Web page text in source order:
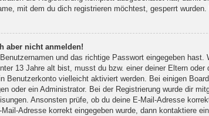
mit dem du dich registrieren möchtest, gesperrt
aber nicht anmelden!
und das richtige Passwort eingegeben
13 Jahre alt bist, musst du bzw. einer deiner Eltern
Benutzerkonto vielleicht aktiviert werden. Bei einigen
oder ein Administrator. Bei der Registrierung wurde dir
Ansonsten prüfe, ob du deine E-Mail-Adresse
Adresse korrekt eingegeben wurde, dann kontaktiere